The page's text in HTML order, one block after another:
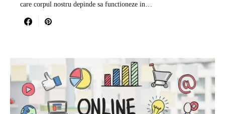
care corpul nostru depinde sa functioneze in…